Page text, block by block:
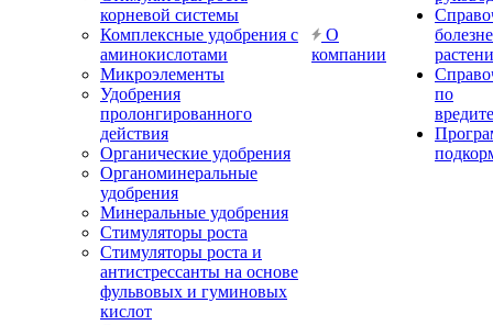
корневой системы
Комплексные удобрения с
аминокислотами
Микроэлементы
Удобрения
пролонгированного
действия
Органические удобрения
Органоминеральные
удобрения
Минеральные удобрения
Стимуляторы роста
Стимуляторы роста и
антистрессанты на основе
фульвовых и гуминовых
кислот
О
компании
по